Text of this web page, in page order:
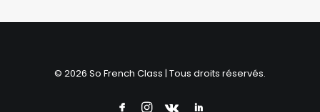
© 2026 So French Class | Tous droits réservés.